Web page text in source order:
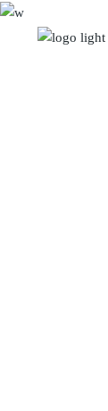
Skip
to
content